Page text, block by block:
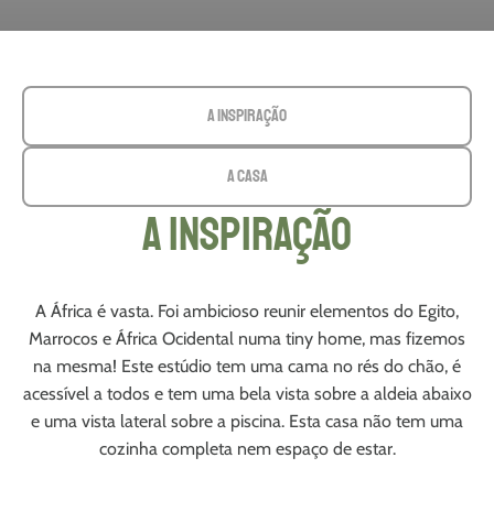
A inspiração
A casa
A inspiração
A África é vasta. Foi ambicioso reunir elementos do Egito,
Marrocos e África Ocidental numa tiny home, mas fizemos
na mesma! Este estúdio tem uma cama no rés do chão, é
acessível a todos e tem uma bela vista sobre a aldeia abaixo
e uma vista lateral sobre a piscina. Esta casa não tem uma
cozinha completa nem espaço de estar.